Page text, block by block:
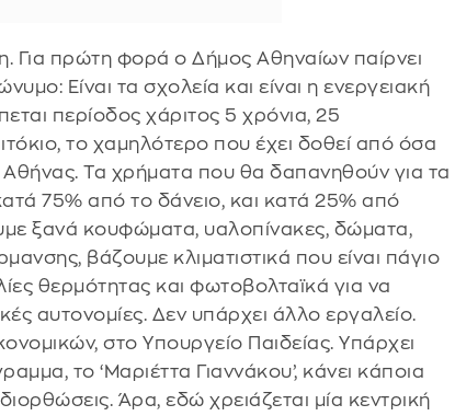
Για πρώτη φορά ο Δήμος Αθηναίων παίρνει
Είναι τα σχολεία και είναι η ενεργειακή
περίοδος χάριτος 5 χρόνια, 25
το χαμηλότερο που έχει δοθεί από όσα
Αθήνας. Τα χρήματα που θα δαπανηθούν για τα
75% από το δάνειο, και κατά 25% από
ξανά κουφώματα, υαλοπίνακες, δώματα,
βάζουμε κλιματιστικά που είναι πάγιο
θερμότητας και φωτοβολταϊκά για να
αυτονομίες. Δεν υπάρχει άλλο εργαλείο.
στο Υπουργείο Παιδείας. Υπάρχει
το ‘Μαριέττα Γιαννάκου’, κάνει κάποια
Άρα, εδώ χρειάζεται μία κεντρική